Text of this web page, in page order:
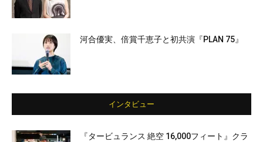
河合優実、倍賞千恵子と初共演『PLAN 75』
インタビュー
『タービュランス 絶空 16,000フィート』クラ